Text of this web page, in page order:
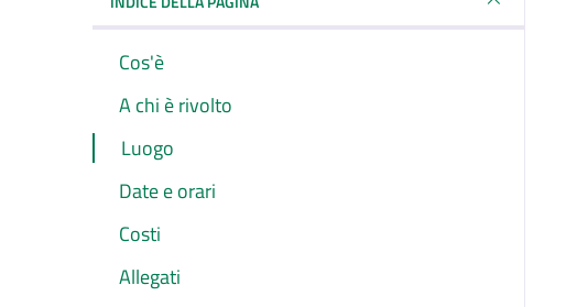
Cos'è
A chi è rivolto
Luogo
Date e orari
Costi
Allegati